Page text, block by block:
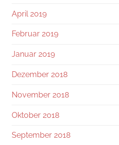
April 2019
Februar 2019
Januar 2019
Dezember 2018
November 2018
Oktober 2018
September 2018